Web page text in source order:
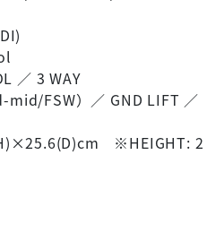
／ 3 WAY
FSW）／ GND LIFT ／
※HEIGHT: 2